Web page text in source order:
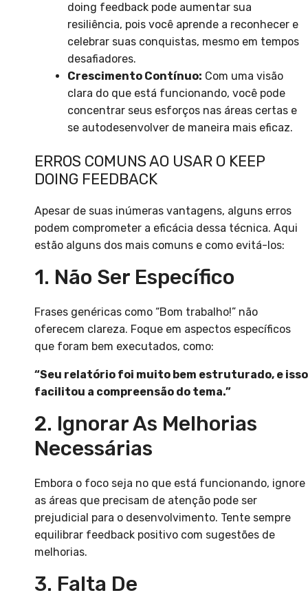
doing feedback pode aumentar sua
resiliência, pois você aprende a reconhecer e
celebrar suas conquistas, mesmo em tempos
desafiadores.
Crescimento Contínuo: Com uma visão
clara do que está funcionando, você pode
concentrar seus esforços nas áreas certas e
se autodesenvolver de maneira mais eficaz.
ERROS COMUNS AO USAR O KEEP
DOING FEEDBACK
Apesar de suas inúmeras vantagens, alguns erros
podem comprometer a eficácia dessa técnica. Aqui
estão alguns dos mais comuns e como evitá-los:
1. Não Ser Específico
Frases genéricas como “Bom trabalho!” não
oferecem clareza. Foque em aspectos específicos
que foram bem executados, como:
“Seu relatório foi muito bem estruturado, e isso
facilitou a compreensão do tema.”
2. Ignorar As Melhorias
Necessárias
Embora o foco seja no que está funcionando, ignore
as áreas que precisam de atenção pode ser
prejudicial para o desenvolvimento. Tente sempre
equilibrar feedback positivo com sugestões de
melhorias.
3. Falta De